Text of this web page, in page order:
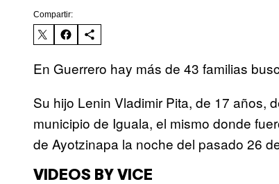
Compartir:
En Guerrero hay más de 43 familias
Su hijo Lenin Vladimir Pita, de 17 años,
municipio de Iguala, el mismo donde
de Ayotzinapa la noche del pasado 26
VIDEOS BY VICE